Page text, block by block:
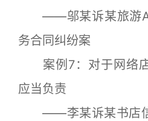
——邬某诉某旅游
务合同纠纷案
案例7：对于网络店
应当负责
——李某诉某书店信